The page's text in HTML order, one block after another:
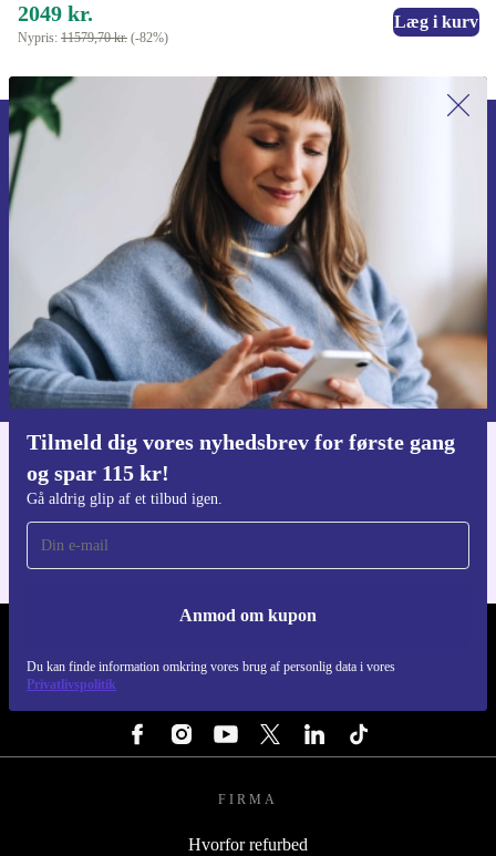
2049 kr.
Nypris: 11579,70 kr. (-82%)
Læg i kurv
Tilmeld dig vores nyhedsbrev for første gang
og spar 115 kr!
Gå aldrig glip af et tilbud igen.
Anmod om kupon
Du kan finde information omkring vores brug af personlig data i vores
Privatlivspolitik
Tilmeld dig vores nyhedsbrev for
første gang og spar 115 kr!
Gå aldrig glip af et tilbud igen.
Anmod om kupon
Du kan finde information omkring vores brug af personlig data i vores
Privatlivspolitik.
Til iOS og Android
FIRMA
Hvorfor refurbed